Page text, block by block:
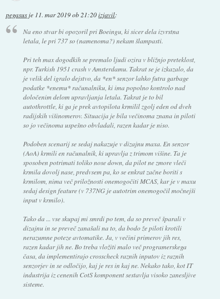
pegasus je 11. mar 2019 ob 21:20izjavil:
Na eno stvar bi opozoril pri Boeingu, ki sicer dela izvrstna
letala, le pri 737 so (namenoma?) nekam šlampasti.
Pri teh max dogodkih se premalo ljudi ozira v bližnjo preteklost,
npr. Turkish 1951 crash v Amsterdamu. Takrat se je izkazalo, da
je velik del igralo dejstvo, da *en* senzor lahko futra garbage
podatke *enemu* računalniku, ki ima popolno kontrolo nad
določenim delom upravljanja letala. Takrat je to bil
autothrottle, ki ga je prek avtopilota krmilil zgolj eden od dveh
radijskih višinomerov. Situacija je bila večinoma znana in piloti
so jo večinoma uspešno obvladali, razen kadar je niso.
Podoben scenarij se sedaj nakazuje v dizajnu maxa. En senzor
(AoA) krmili en računalnik, ki upravlja z trimom višine. Ta je
sposoben potrimati toliko nose down, da pilot ne zmore vleči
krmila dovolj nase, predvsem pa, ko se enkrat začne boriti s
krmilom, nima več priložnosti onemogočiti MCAS, kar je v maxu
sedaj design feature (v 737NG je autotrim onemogočil močnejši
input v krmilo).
Tako da ... vse skupaj mi smrdi po tem, da so preveč šparali v
dizajnu in se preveč zanašali na to, da bodo že piloti krotili
nerazumne poteze avtomatike. Ja, v večini primerov jih res,
razen kadar jih ne. Bo treba vložiti malo več programerskega
časa, da implementirajo crosscheck raznih inputov iz raznih
senzorjev in se odločijo, kaj je res in kaj ne. Nekako tako, kot IT
industrija iz cenenih CotS komponent sestavlja visoko zanesljive
sisteme.